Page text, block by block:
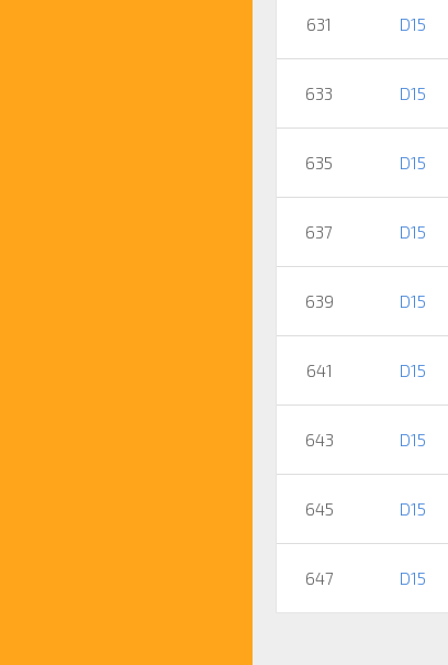
631 D15
633 D15
635 D15
637 D15
639 D15
641 D15
643 D15
645 D15
647 D15